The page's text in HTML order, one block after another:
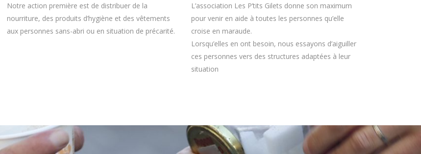
Notre action première est de distribuer de la
nourriture, des produits d’hygiène et des vêtements
aux personnes sans-abri ou en situation de précarité.
L’association Les P’tits Gilets donne son maximum
pour venir en aide à toutes les personnes qu’elle
croise en maraude.
Lorsqu’elles en ont besoin, nous essayons d’aiguiller
ces personnes vers des structures adaptées à leur
situation